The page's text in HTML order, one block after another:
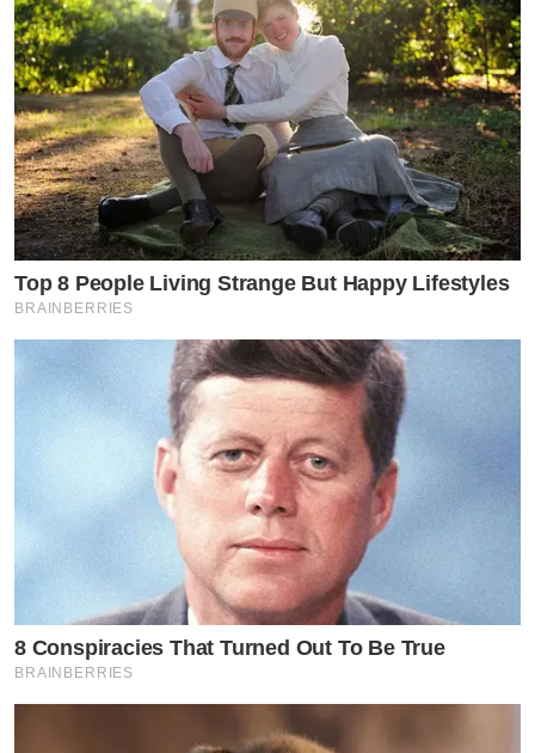
Top 8 People Living Strange But Happy Lifestyles
BRAINBERRIES
8 Conspiracies That Turned Out To Be True
BRAINBERRIES